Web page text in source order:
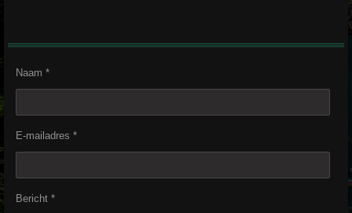
Naam *
E-mailadres *
Bericht *